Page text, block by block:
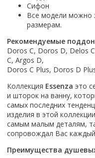
Смотреть все
Способ открывания
С раздвижной
С распашной
Со складной дверью
Высота кабины
Высокие
Низкие
200 см
До 200 см
Сифон
Все модели можно
размерам.
Рекомендуемые
Doros C, Doros D, Delos
C, Argos D,
Doros C Plus, Doros D
Коллекция Essenza это
и шторок на ванну,
самых последних
изделия в этой
самым малым деталям,
сопровождал Вас
Преимущества душевых